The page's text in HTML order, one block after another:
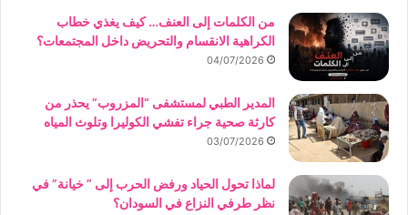
من الكلمات إلى العنف… كيف يغذي خطاب
الكراهية الانقسام والتحريض داخل المجتمعات؟
04/07/2026
المدير الطبي لمستشفى “المزروب” يحذر من
كارثة صحية جراء تفشي الكوليرا وتلوث المياه
03/07/2026
لماذا تحول الحياد ورفض الحرب إلى ” خيانة” في
نظر طرفي النزاع في السودان؟